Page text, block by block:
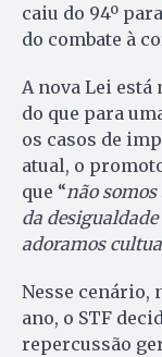
caiu do 94º
do combate à
A nova Lei
do que para
os casos de
atual, o
que “não
da
adoramos
Nesse cenário,
ano, o STF
repercussão